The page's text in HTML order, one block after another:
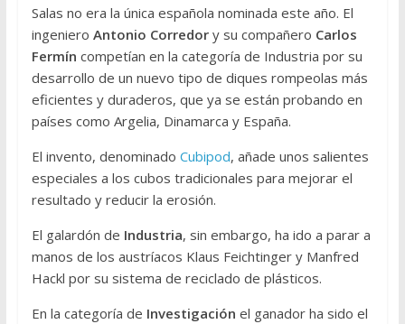
Salas no era la única española nominada este año. El
ingeniero Antonio Corredor y su compañero Carlos
Fermín competían en la categoría de Industria por su
desarrollo de un nuevo tipo de diques rompeolas más
eficientes y duraderos, que ya se están probando en
países como Argelia, Dinamarca y España.
El invento, denominado Cubipod, añade unos salientes
especiales a los cubos tradicionales para mejorar el
resultado y reducir la erosión.
El galardón de Industria, sin embargo, ha ido a parar a
manos de los austríacos Klaus Feichtinger y Manfred
Hackl por su sistema de reciclado de plásticos.
En la categoría de Investigación el ganador ha sido el